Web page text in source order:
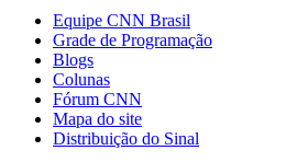
Equipe CNN Brasil
Grade de Programação
Blogs
Colunas
Fórum CNN
Mapa do site
Distribuição do Sinal